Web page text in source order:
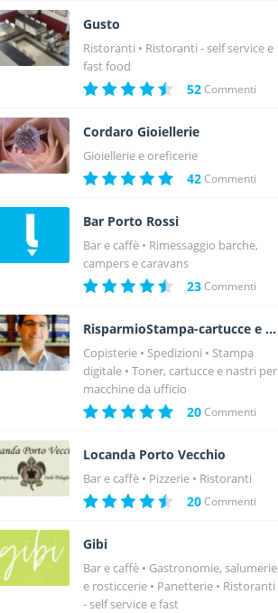
Gusto
Ristoranti
Ristoranti - self service e
fast food
52Commenti
Cordaro Gioiellerie
Gioiellerie e oreficerie
42Commenti
Bar Porto Rossi
Bar e caffè
Rimessaggio barche,
campers e caravans
23Commenti
RisparmioStampa-cartucce e toner Villabate (PA)
Copisterie Spedizioni
Stampa
digitale
Toner, cartucce e nastri per
macchine da ufficio
20Commenti
Locanda Porto Vecchio
Bar e caffè Pizzerie Ristoranti
20Commenti
Gibi
Bar e caffè
Gastronomie, salumerie
e rosticcerie
Panetterie
Ristoranti
- self service e fast